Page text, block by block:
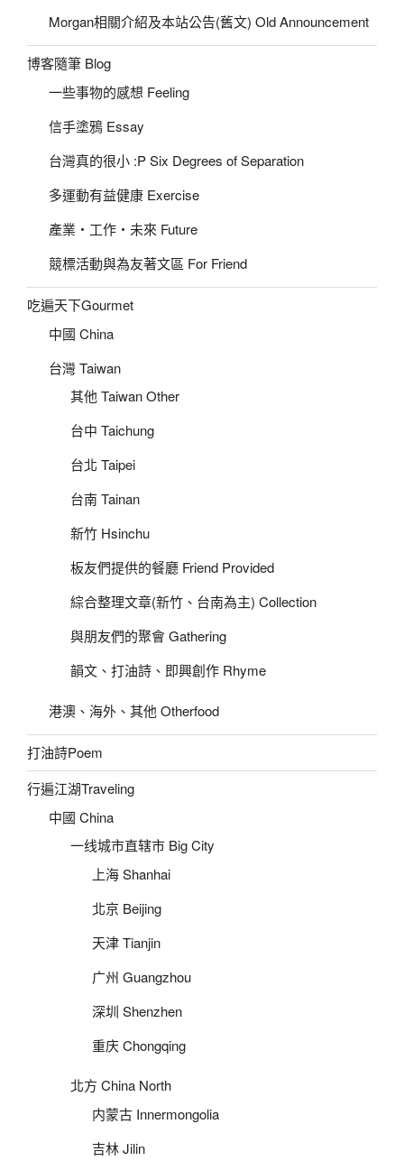
Morgan相關介紹及本站公告(舊文) Old Announcement
博客隨筆 Blog
一些事物的感想 Feeling
信手塗鴉 Essay
台灣真的很小 :P Six Degrees of Separation
多運動有益健康 Exercise
產業‧工作‧未來 Future
競標活動與為友著文區 For Friend
吃遍天下Gourmet
中國 China
台灣 Taiwan
其他 Taiwan Other
台中 Taichung
台北 Taipei
台南 Tainan
新竹 Hsinchu
板友們提供的餐廳 Friend Provided
綜合整理文章(新竹、台南為主) Collection
與朋友們的聚會 Gathering
韻文、打油詩、即興創作 Rhyme
港澳、海外、其他 Otherfood
打油詩Poem
行遍江湖Traveling
中國 China
一线城市直辖市 Big City
上海 Shanhai
北京 Beijing
天津 Tianjin
广州 Guangzhou
深圳 Shenzhen
重庆 Chongqing
北方 China North
内蒙古 Innermongolia
吉林 Jilin